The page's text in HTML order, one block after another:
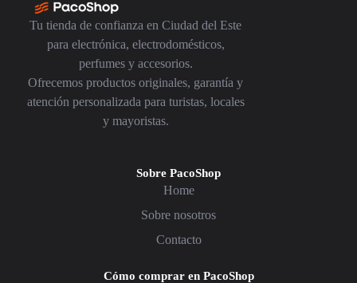
Tu tienda de confianza en Ciudad del Este
para electrónica, electrodomésticos,
perfumes y accesorios.
Ofrecemos productos originales, garantía y
atención personalizada para turistas, locales
y mayoristas.
Sobre PacoShop
Home
Sobre nosotros
Contacto
Cómo comprar en PacoShop